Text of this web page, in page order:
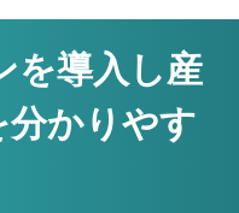
を導入し産
かりやす